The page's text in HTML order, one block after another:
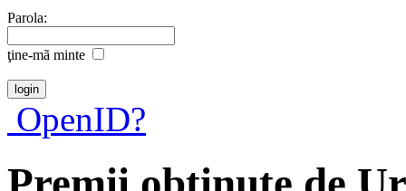
Parola:
ţine-mã minte
OpenID?